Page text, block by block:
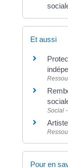
Et aussi
Social
Pour en